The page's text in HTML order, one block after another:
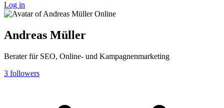
Log in
Online
Andreas Müller
Berater für SEO, Online- und Kampagnenmarketing
3 followers